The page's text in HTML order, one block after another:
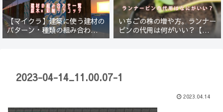
【マイクラ】建築に使う建材の
パターン・種類の組み合わせ一
覧！原木×彩釉テラコッタ編
いちごの株の増や方。ランナー
ピンの代用は何がいい？【５年
放置したイチゴは復活するの
2023-04-14_11.00.07-1
2023.04.14